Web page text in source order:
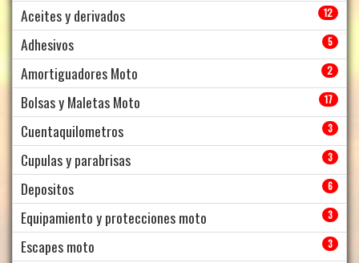
Aceites y derivados 12
Adhesivos 5
Amortiguadores Moto 2
Bolsas y Maletas Moto 17
Cuentaquilometros 3
Cupulas y parabrisas 3
Depositos 6
Equipamiento y protecciones moto 3
Escapes moto 3